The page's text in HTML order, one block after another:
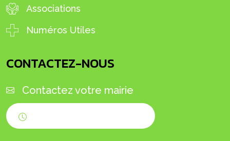
Associations
Numéros Utiles
CONTACTEZ-NOUS
Contactez votre mairie